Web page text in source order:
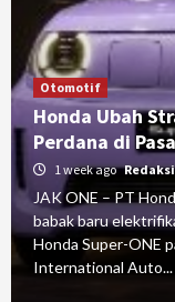
Otomotif
Honda Ubah
Perdana di
1 week ago Redaksi
JAK ONE – PT
babak baru
Honda Super-ONE
International Auto...